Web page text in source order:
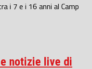
i 7 e i 16 anni al Camp
notizie live di